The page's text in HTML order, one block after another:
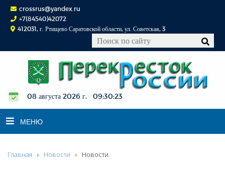
crossrus@yandex.ru
+7(84540)42072
412031, г. Ртищево Саратовской области, ул. Советская, 3
08 августа 2026 г. 09:30:24
МЕНЮ
НОВОСТИ
Главная Новости Новости